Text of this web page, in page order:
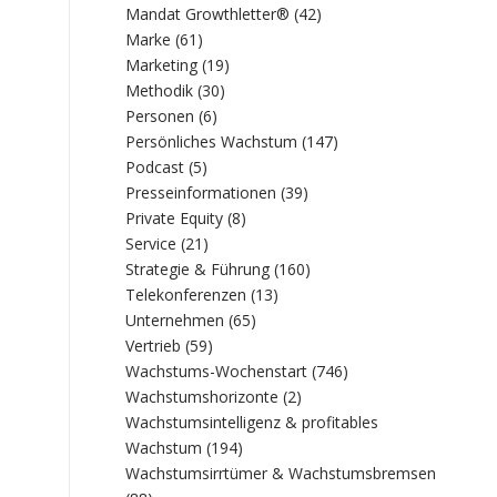
Mandat Growthletter® (42)
Marke (61)
Marketing (19)
Methodik (30)
Personen (6)
Persönliches Wachstum (147)
Podcast (5)
Presseinformationen (39)
Private Equity (8)
Service (21)
Strategie & Führung (160)
Telekonferenzen (13)
Unternehmen (65)
Vertrieb (59)
Wachstums-Wochenstart (746)
Wachstumshorizonte (2)
Wachstumsintelligenz & profitables
Wachstum (194)
Wachstumsirrtümer & Wachstumsbremsen